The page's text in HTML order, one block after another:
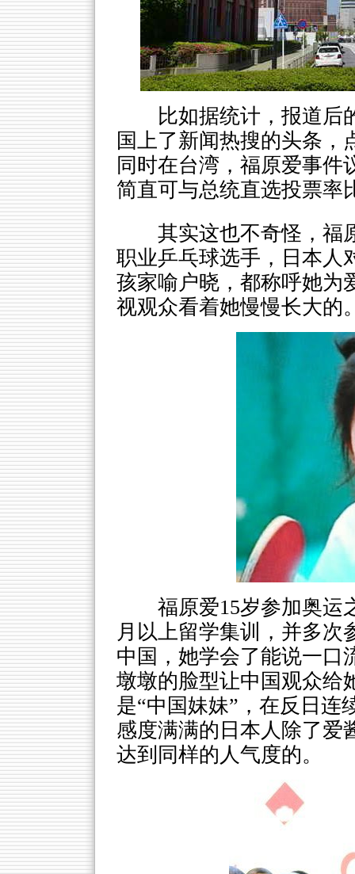
比如据统计，报道后
国上了新闻热搜的头条，
同时在台湾，福原爱事件
简直可与总统直选投票率
其实这也不奇怪，福
职业乒乓球选手，日本人
孩家喻户晓，都称呼她为
视观众看着她慢慢长大的
福原爱15岁参加奥运
月以上留学集训，并多次
中国，她学会了能说一口
墩墩的脸型让中国观众给
是“中国妹妹”，在反日连
感度满满的日本人除了爱
达到同样的人气度的。